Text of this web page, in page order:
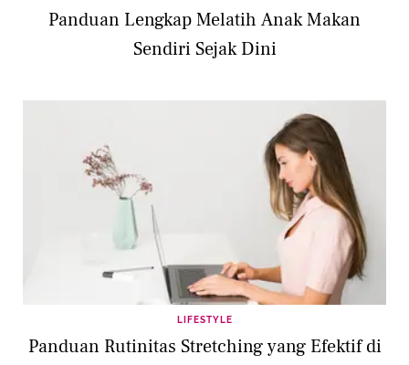
Panduan Lengkap Melatih Anak Makan
Sendiri Sejak Dini
LIFESTYLE
Panduan Rutinitas Stretching yang Efektif di